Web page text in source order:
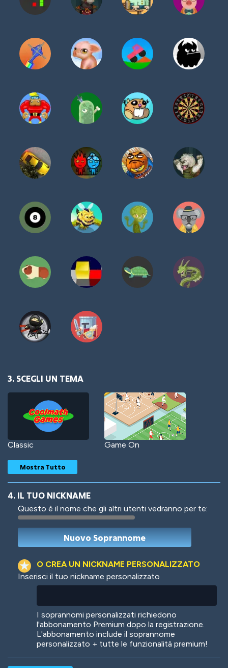
3. SCEGLI UN TEMA
Classic Game On
Woof Jungle Cats
Mostra Tutto
4. IL TUO NICKNAME
Questo è il nome che gli altri utenti vedranno per te:
O CREA UN NICKNAME PERSONALIZZATO
Inserisci il tuo nickname personalizzato
I soprannomi personalizzati richiedono
l'abbonamento Premium dopo la registrazione.
L'abbonamento include il soprannome
personalizzato + tutte le funzionalità premium!